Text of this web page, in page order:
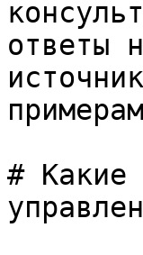
ответы
# Какие